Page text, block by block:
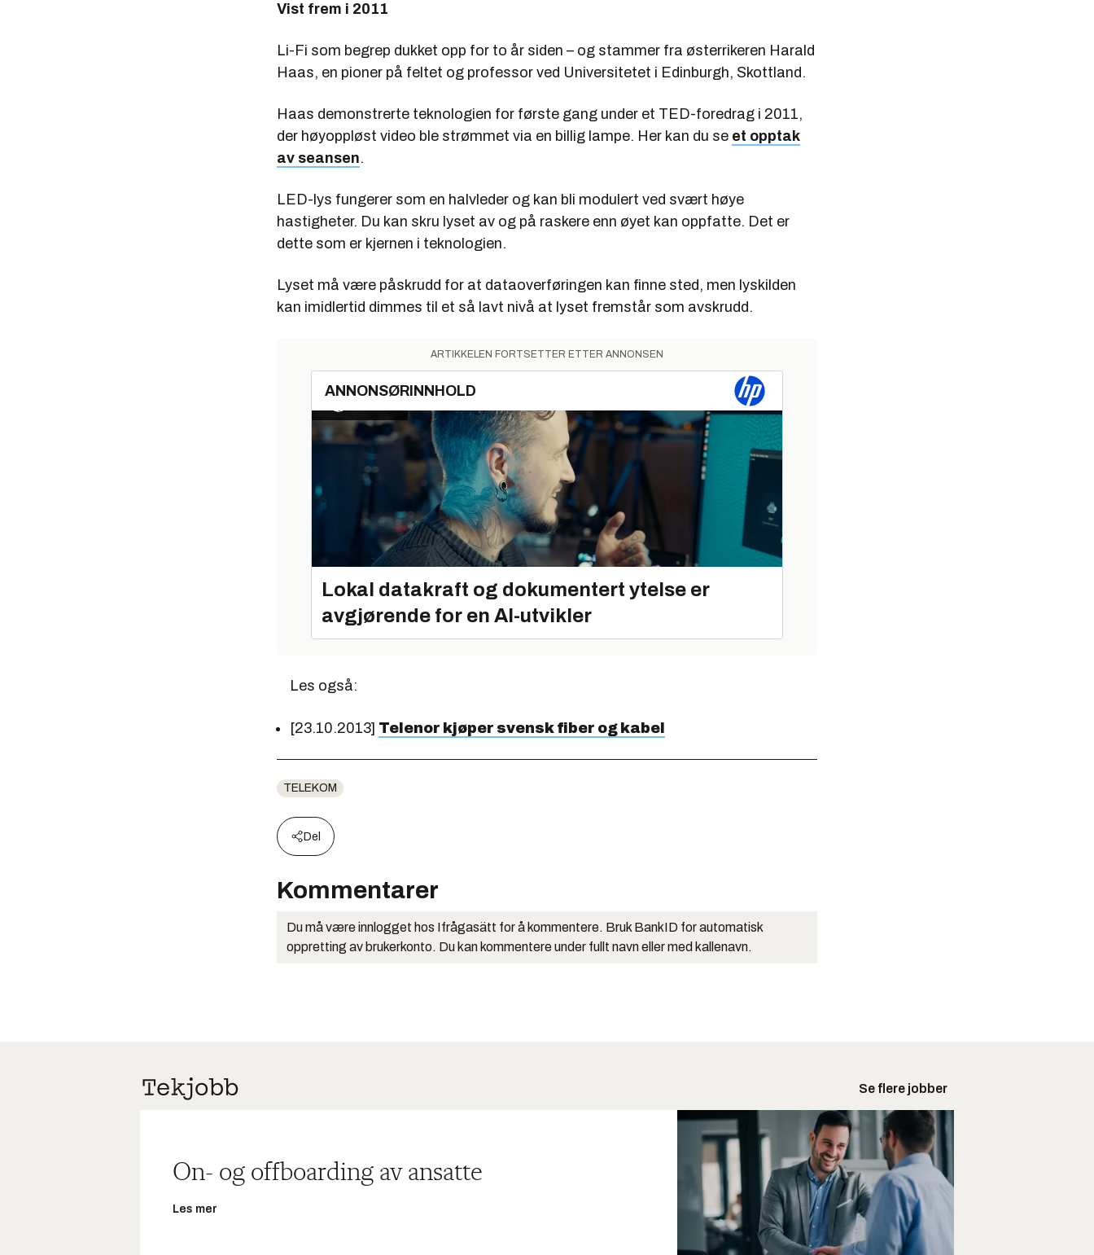
Vist frem i 2011
Li-Fi som begrep dukket opp for to år siden – og stammer fra østerrikeren Harald
Haas, en pioner på feltet og professor ved Universitetet i Edinburgh, Skottland.
Haas demonstrerte teknologien for første gang under et TED-foredrag i 2011,
der høyoppløst video ble strømmet via en billig lampe. Her kan du se et opptak
av seansen.
LED-lys fungerer som en halvleder og kan bli modulert ved svært høye
hastigheter. Du kan skru lyset av og på raskere enn øyet kan oppfatte. Det er
dette som er kjernen i teknologien.
Lyset må være påskrudd for at dataoverføringen kan finne sted, men lyskilden
kan imidlertid dimmes til et så lavt nivå at lyset fremstår som avskrudd.
ARTIKKELEN FORTSETTER ETTER ANNONSEN
ANNONSØRINNHOLD
Lokal datakraft og dokumentert ytelse er
avgjørende for en AI-utvikler
Les også:
[23.10.2013] Telenor kjøper svensk fiber og kabel
TELEKOM
Del
Kommentarer
Du må være innlogget hos Ifrågasätt for å kommentere. Bruk BankID for automatisk
oppretting av brukerkonto. Du kan kommentere under fullt navn eller med kallenavn.
Se flere jobber
On- og offboarding av ansatte
Les mer